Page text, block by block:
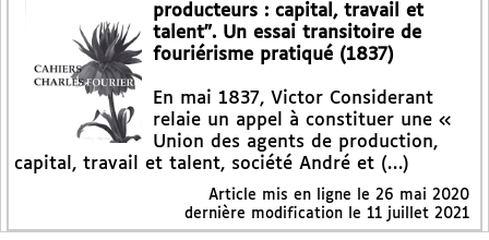
producteurs : capital, travail et
talent". Un essai transitoire de
fouriérisme pratiqué (1837)
En mai 1837, Victor Considerant
relaie un appel à constituer une «
Union des agents de production,
capital, travail et talent, société André et (…)
Article mis en ligne le 26 mai 2020
dernière modification le 11 juillet 2021